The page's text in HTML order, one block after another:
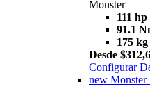
Monster
111 hp
91.1
175 kg
Desde
Configurar
new Monster